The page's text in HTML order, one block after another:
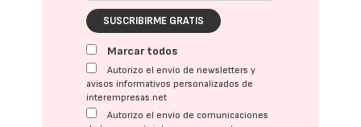
SUSCRIBIRME GRATIS
Marcar todos
Autorizo el envío de newsletters y
avisos informativos personalizados de
interempresas.net
Autorizo el envío de comunicaciones